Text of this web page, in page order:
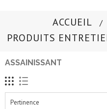
ACCUEIL
PRODUITS
ASSAINISSANT
Pertinence